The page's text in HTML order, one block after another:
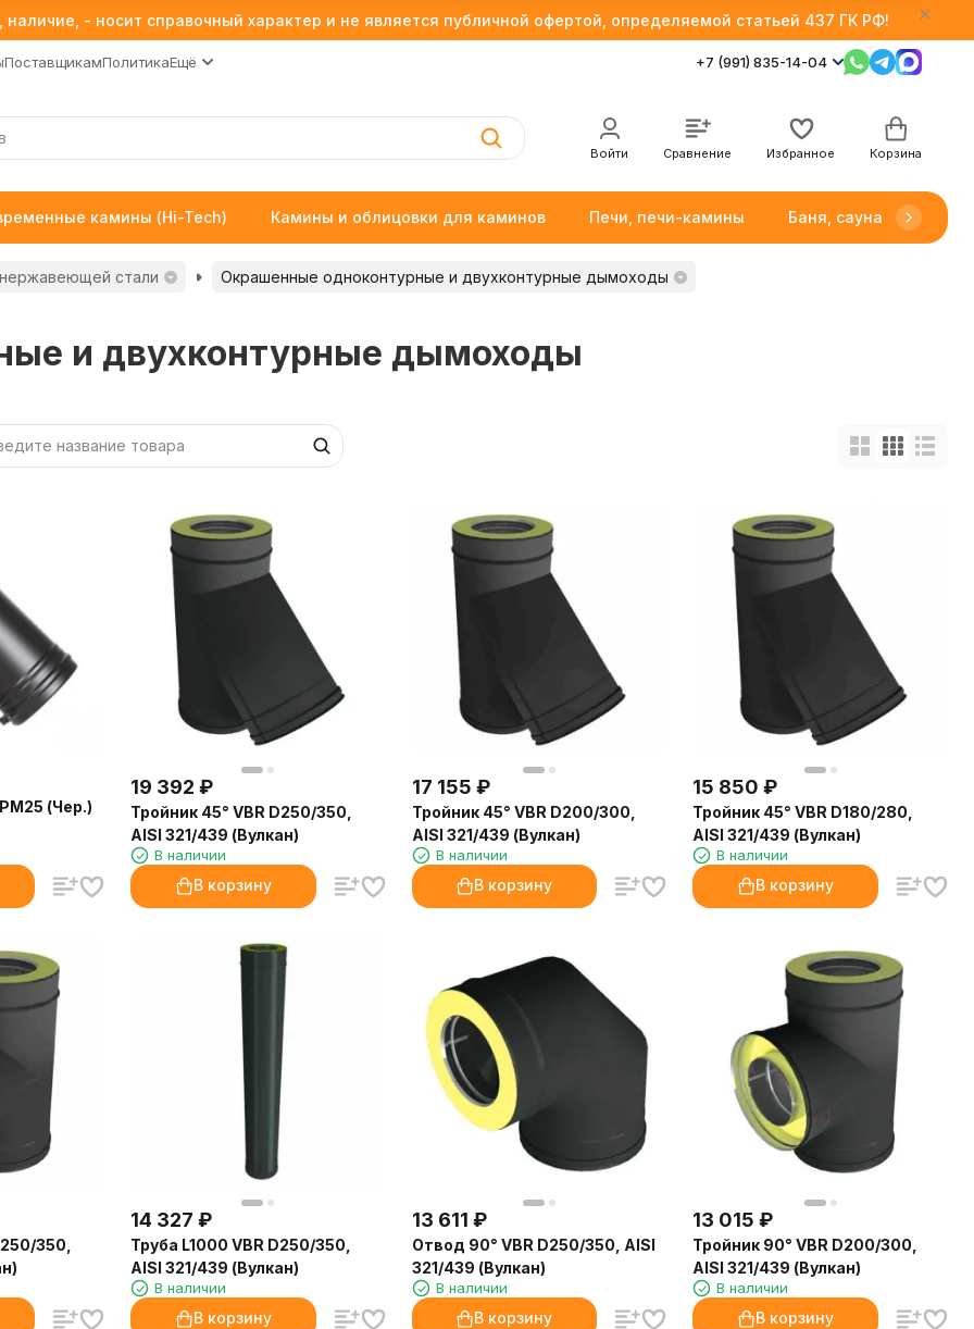
- носит справочный характер и не является публичной офертой, определяемой статьей 437 ГК РФ!
ПоставщикамПолитикаЕщё +7 (991) 835-14-04
Войти Сравнение Избранное Корзина
камины (Hi-Tech) Камины и облицовки для каминов Печи, печи-камины Баня, сауна
стали Окрашенные одноконтурные и двухконтурные дымоходы
и двухконтурные дымоходы
(Чер.)
19 392 ₽
Тройник 45° VBR D250/350,
AISI 321/439 (Вулкан)
В наличии
В корзину
17 155 ₽
Тройник 45° VBR D200/300,
AISI 321/439 (Вулкан)
В наличии
В корзину
15 850 ₽
Тройник 45° VBR D180/280,
AISI 321/439 (Вулкан)
В наличии
В корзину
350,
14 327 ₽
Труба L1000 VBR D250/350,
AISI 321/439 (Вулкан)
В наличии
В корзину
13 611 ₽
Отвод 90° VBR D250/350, AISI
321/439 (Вулкан)
В наличии
В корзину
13 015 ₽
Тройник 90° VBR D200/300,
AISI 321/439 (Вулкан)
В наличии
В корзину